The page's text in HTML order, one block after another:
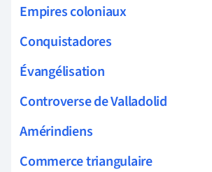
Empires coloniaux
Conquistadores
Évangélisation
Controverse de Valladolid
Amérindiens
Commerce triangulaire